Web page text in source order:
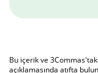
Bu içerik ve
açıklamasında atıfta